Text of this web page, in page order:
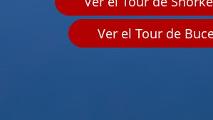
Ver el Tour de